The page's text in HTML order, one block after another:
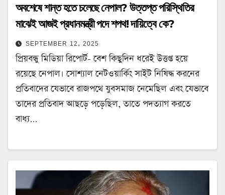
অবশেষে শান্ত হতে চলেছে নেপাল? উত্তপ্ত পরিস্থিতির
মাঝেই আজই প্রধানমন্ত্রী পদে শপথ! দায়িত্বে কে?
SEPTEMBER 12, 2025
প্রিয়বন্ধু মিডিয়া রিপোর্ট- বেশ কিছুদিন ধরেই উত্তপ্ত হয়ে
রয়েছে নেপাল। সোশ্যাল নেটওয়ার্কিং সাইট নিষিদ্ধ করনের
প্রতিবাদের যেভাবে রাজপথে যুবসমাজ নেমেছিল এবং যেভাবে
তাদের প্রতিবাদ আছড়ে পড়েছিল, তাতে পদত্যাগ করতে
বাধ্য…